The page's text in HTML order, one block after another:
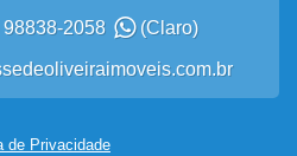
98838-2058 (Claro)
de Privacidade